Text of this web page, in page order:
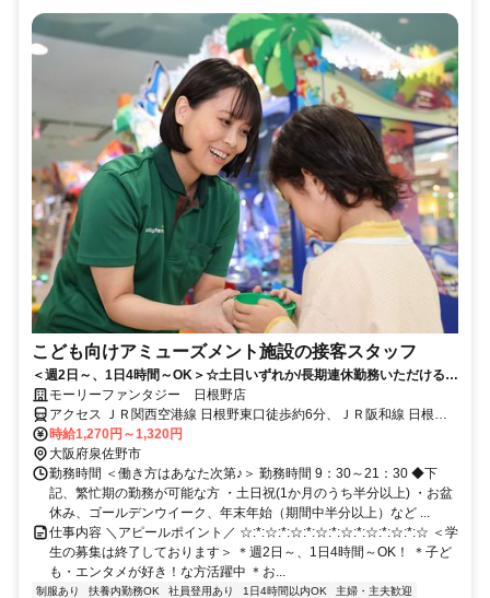
こども向けアミューズメント施設の接客スタッフ
＜週2日～、1日4時間～OK＞☆土日いずれか/長期連休勤務いただける方
歓迎☆ゲーセン好き活躍中♪
モーリーファンタジー 日根野店
アクセス ＪＲ関西空港線 日根野東口徒歩約6分、ＪＲ阪和線 日根野
東口徒歩約6分、ＪＲ阪和線 熊取東口徒歩約24分
時給1,270円～1,320円
大阪府泉佐野市
勤務時間 ＜働き方はあなた次第♪＞ 勤務時間 9：30～21：30 ◆下
記、繁忙期の勤務が可能な方 ・土日祝(1か月のうち半分以上) ・お盆
休み、ゴールデンウイーク、年末年始（期間中半分以上）など ...
仕事内容 ＼アピールポイント／ ☆:*:☆:*:☆:*:☆:*:☆:*:☆:*:☆:*:☆ ＜学
生の募集は終了しております＞ ＊週2日～、1日4時間～OK！ ＊子ど
も・エンタメが好き！な方活躍中 ＊お...
制服あり 扶養内勤務OK 社員登用あり 1日4時間以内OK
主婦・主夫歓迎